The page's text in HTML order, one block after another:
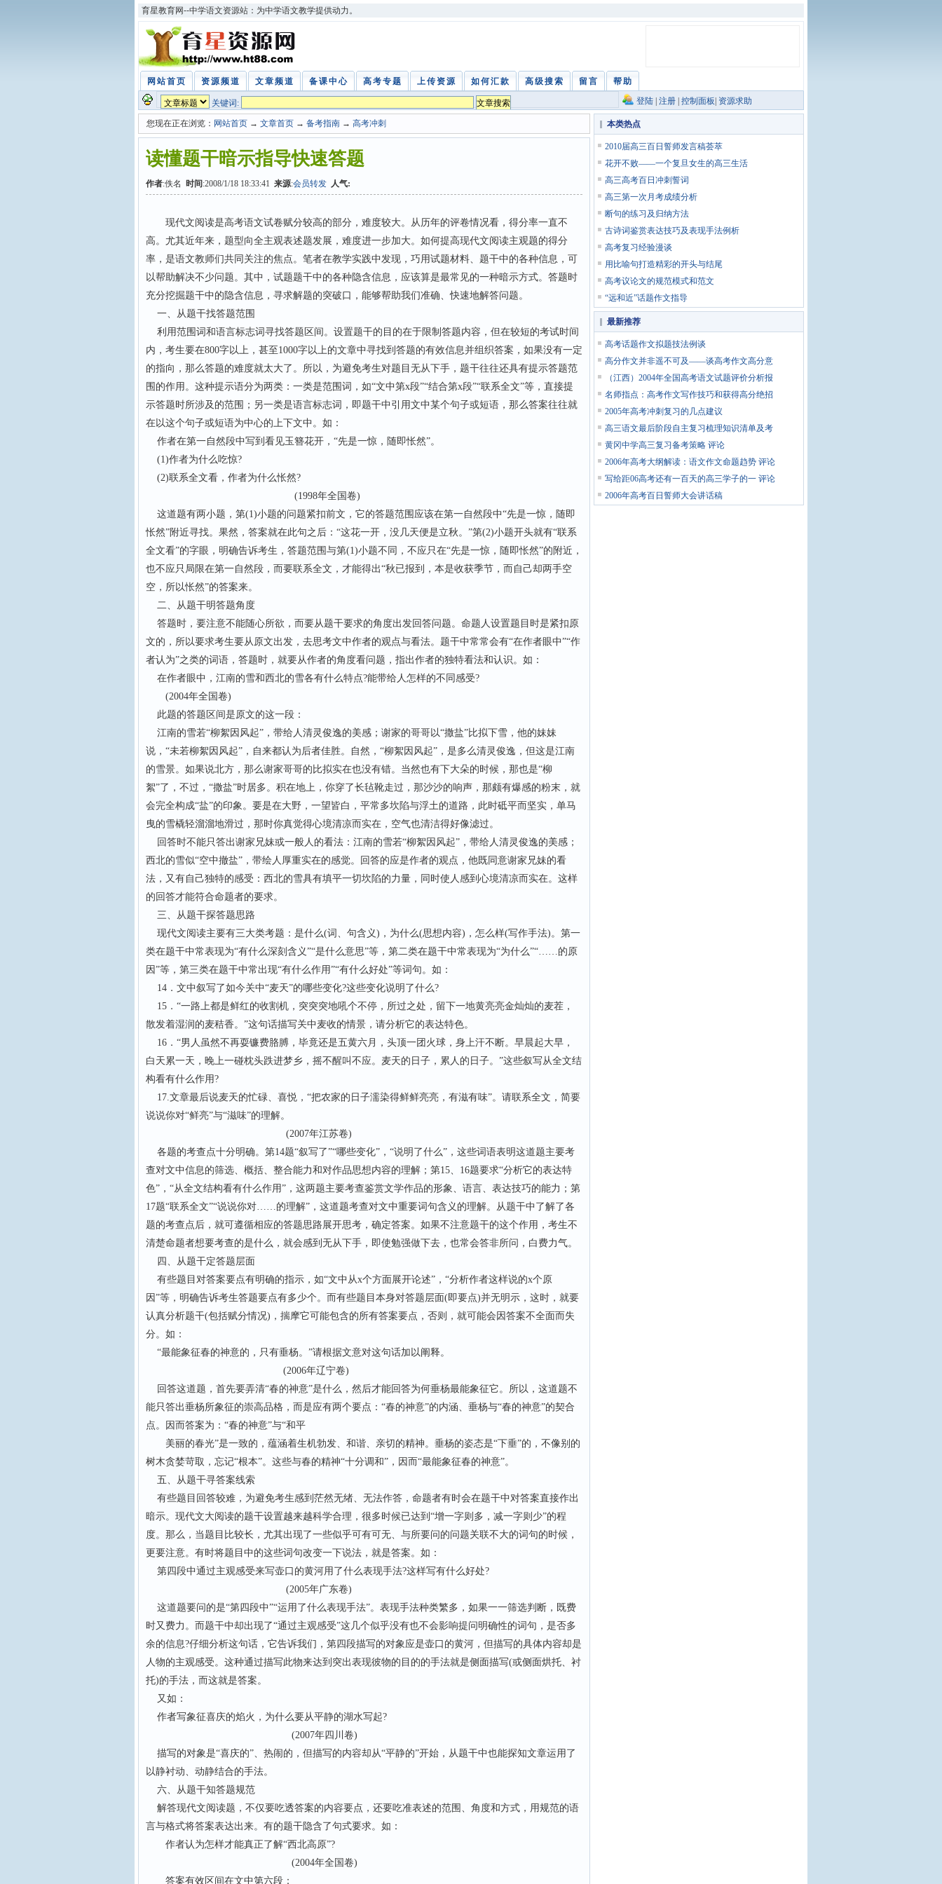
育星教育网--中学语文资源站：为中学语文教学提供动力。
网站首页 资源频道 文章频道 备课中心 高考专题 上传资源 如何汇款 高级搜索 留言 帮助
关键词: 登陆 注册 控制面板 资源求助
您现在正在浏览： 网站首页 → 文章首页 → 备考指南 → 高考冲刺
读懂题干暗示指导快速答题
作者:佚名 时间 :2008/1/18 18:33:41 来源:会员转发 人气:
现代文阅读是高考语文试卷赋分较高的部分，难度较大。从历年的评卷情况看，得分率一直不
高。尤其近年来，题型向全主观表述题发展，难度进一步加大。如何提高现代文阅读主观题的得分
率，是语文教师们共同关注的焦点。笔者在教学实践中发现，巧用试题材料、题干中的各种信息，可
以帮助解决不少问题。其中，试题题干中的各种隐含信息，应该算是最常见的一种暗示方式。答题时
充分挖掘题干中的隐含信息，寻求解题的突破口，能够帮助我们准确、快速地解答问题。
一、从题干找答题范围
利用范围词和语言标志词寻找答题区间。设置题干的目的在于限制答题内容，但在较短的考试时间
内，考生要在800字以上，甚至1000字以上的文章中寻找到答题的有效信息并组织答案，如果没有一定
的指向，那么答题的难度就太大了。所以，为避免考生对题目无从下手，题干往往还具有提示答题范
围的作用。这种提示语分为两类：一类是范围词，如“文中第x段”“结合第x段”“联系全文”等，直接提
示答题时所涉及的范围；另一类是语言标志词，即题干中引用文中某个句子或短语，那么答案往往就
在以这个句子或短语为中心的上下文中。如：
作者在第一自然段中写到看见玉簪花开，“先是一惊，随即怅然”。
(1)作者为什么吃惊?
(2)联系全文看，作者为什么怅然?
(1998年全国卷)
这道题有两小题，第(1)小题的问题紧扣前文，它的答题范围应该在第一自然段中“先是一惊，随即
怅然”附近寻找。果然，答案就在此句之后：“这花一开，没几天便是立秋。”第(2)小题开头就有“联系
全文看”的字眼，明确告诉考生，答题范围与第(1)小题不同，不应只在“先是一惊，随即怅然”的附近，
也不应只局限在第一自然段，而要联系全文，才能得出“秋已报到，本是收获季节，而自己却两手空
空，所以怅然”的答案来。
二、从题干明答题角度
答题时，要注意不能随心所欲，而要从题干要求的角度出发回答问题。命题人设置题目时是紧扣原
文的，所以要求考生要从原文出发，去思考文中作者的观点与看法。题干中常常会有“在作者眼中”“作
者认为”之类的词语，答题时，就要从作者的角度看问题，指出作者的独特看法和认识。如：
在作者眼中，江南的雪和西北的雪各有什么特点?能带给人怎样的不同感受?
(2004年全国卷)
此题的答题区间是原文的这一段：
江南的雪若“柳絮因风起”，带给人清灵俊逸的美感；谢家的哥哥以“撒盐”比拟下雪，他的妹妹
说，“未若柳絮因风起”，自来都认为后者佳胜。自然，“柳絮因风起”，是多么清灵俊逸，但这是江南
的雪景。如果说北方，那么谢家哥哥的比拟实在也没有错。当然也有下大朵的时候，那也是“柳
絮”了，不过，“撒盐”时居多。积在地上，你穿了长毡靴走过，那沙沙的响声，那颇有爆感的粉末，就
会完全构成“盐”的印象。要是在大野，一望皆白，平常多坎陷与浮土的道路，此时砥平而坚实，单马
曳的雪橇轻溜溜地滑过，那时你真觉得心境清凉而实在，空气也清洁得好像滤过。
回答时不能只答出谢家兄妹或一般人的看法：江南的雪若“柳絮因风起”，带给人清灵俊逸的美感；
西北的雪似“空中撤盐”，带绘人厚重实在的感觉。回答的应是作者的观点，他既同意谢家兄妹的看
法，又有自己独特的感受：西北的雪具有填平一切坎陷的力量，同时使人感到心境清凉而实在。这样
的回答才能符合命题者的要求。
三、从题干探答题思路
现代文阅读主要有三大类考题：是什么(词、句含义)，为什么(思想内容)，怎么样(写作手法)。第一
类在题干中常表现为“有什么深刻含义”“是什么意思”等，第二类在题干中常表现为“为什么”“……的原
因”等，第三类在题干中常出现“有什么作用”“有什么好处”等词句。如：
14．文中叙写了如今关中“麦天”的哪些变化?这些变化说明了什么?
15．“一路上都是鲜红的收割机，突突突地吼个不停，所过之处，留下一地黄亮亮金灿灿的麦茬，
散发着湿润的麦秸香。”这句话描写关中麦收的情景，请分析它的表达特色。
16．“男人虽然不再耍镰费胳膊，毕竟还是五黄六月，头顶一团火球，身上汗不断。早晨起大早，
白天累一天，晚上一碰枕头跌进梦乡，摇不醒叫不应。麦天的日子，累人的日子。”这些叙写从全文结
构看有什么作用?
17.文章最后说麦天的忙碌、喜悦，“把农家的日子濡染得鲜鲜亮亮，有滋有味”。请联系全文，简要
说说你对“鲜亮”与“滋味”的理解。
(2007年江苏卷)
各题的考查点十分明确。第14题“叙写了”“哪些变化”，“说明了什么”，这些词语表明这道题主要考
查对文中信息的筛选、概括、整合能力和对作品思想内容的理解；第15、16题要求“分析它的表达特
色”，“从全文结构看有什么作用”，这两题主要考查鉴赏文学作品的形象、语言、表达技巧的能力；第
17题“联系全文”“说说你对……的理解”，这道题考查对文中重要词句含义的理解。从题干中了解了各
题的考查点后，就可遵循相应的答题思路展开思考，确定答案。如果不注意题干的这个作用，考生不
清楚命题者想要考查的是什么，就会感到无从下手，即使勉强做下去，也常会答非所问，白费力气。
四、从题干定答题层面
有些题目对答案要点有明确的指示，如“文中从x个方面展开论述”，“分析作者这样说的x个原
因”等，明确告诉考生答题要点有多少个。而有些题目本身对答题层面(即要点)并无明示，这时，就要
认真分析题干(包括赋分情况)，揣摩它可能包含的所有答案要点，否则，就可能会因答案不全面而失
分。如：
“最能象征春的神意的，只有垂杨。”请根据文意对这句话加以阐释。
(2006年辽宁卷)
回答这道题，首先要弄清“春的神意”是什么，然后才能回答为何垂杨最能象征它。所以，这道题不
能只答出垂杨所象征的崇高品格，而是应有两个要点：“春的神意”的内涵、垂杨与“春的神意”的契合
点。因而答案为：“春的神意”与“和平
美丽的春光”是一致的，蕴涵着生机勃发、和谐、亲切的精神。垂杨的姿态是“下垂”的，不像别的
树木贪婪苛取，忘记“根本”。这些与春的精神“十分调和”，因而“最能象征春的神意”。
五、从题干寻答案线索
有些题目回答较难，为避免考生感到茫然无绪、无法作答，命题者有时会在题干中对答案直接作出
暗示。现代文大阅读的题干设置越来越科学合理，很多时候已达到“增一字则多，减一字则少”的程
度。那么，当题目比较长，尤其出现了一些似乎可有可无、与所要问的问题关联不大的词句的时候，
更要注意。有时将题目中的这些词句改变一下说法，就是答案。如：
第四段中通过主观感受来写壶口的黄河用了什么表现手法?这样写有什么好处?
(2005年广东卷)
这道题要问的是“第四段中”“运用了什么表现手法”。表现手法种类繁多，如果一一筛选判断，既费
时又费力。而题干中却出现了“通过主观感受”这几个似乎没有也不会影响提问明确性的词句，是否多
余的信息?仔细分析这句话，它告诉我们，第四段描写的对象应是壶口的黄河，但描写的具体内容却是
人物的主观感受。这种通过描写此物来达到突出表现彼物的目的的手法就是侧面描写(或侧面烘托、衬
托)的手法，而这就是答案。
又如：
作者写象征喜庆的焰火，为什么要从平静的湖水写起?
(2007年四川卷)
描写的对象是“喜庆的”、热闹的，但描写的内容却从“平静的”开始，从题干中也能探知文章运用了
以静衬动、动静结合的手法。
六、从题干知答题规范
解答现代文阅读题，不仅要吃透答案的内容要点，还要吃准表述的范围、角度和方式，用规范的语
言与格式将答案表达出来。有的题干隐含了句式要求。如：
作者认为怎样才能真正了解“西北高原”?
(2004年全国卷)
答案有效区间在文中第六段：
本类热点
2010届高三百日誓师发言稿荟萃
花开不败——一个复旦女生的高三生活
高三高考百日冲刺誓词
高三第一次月考成绩分析
断句的练习及归纳方法
古诗词鉴赏表达技巧及表现手法例析
高考复习经验漫谈
用比喻句打造精彩的开头与结尾
高考议论文的规范模式和范文
“远和近”话题作文指导
最新推荐
高考话题作文拟题技法例谈
高分作文并非遥不可及——谈高考作文高分意
（江西）2004年全国高考语文试题评价分析报
名师指点：高考作文写作技巧和获得高分绝招
2005年高考冲刺复习的几点建议
高三语文最后阶段自主复习梳理知识清单及考
黄冈中学高三复习备考策略 评论
2006年高考大纲解读：语文作文命题趋势 评论
写给距06高考还有一百天的高三学子的一 评论
2006年高考百日誓师大会讲话稿